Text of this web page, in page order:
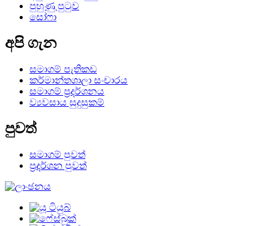
පුහුණු පුටුව
සෝෆා
අපි ගැන
සමාගම් පැතිකඩ
කර්මාන්තශාලා සංචාරය
සමාගම් ප්‍රදර්ශනය
ව්‍යවසාය සුදුසුකම්
පුවත්
සමාගම් පුවත්
ප්‍රදර්ශන පුවත්